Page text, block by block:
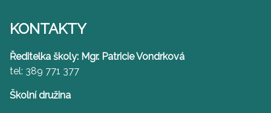
KONTAKTY
Ředitelka školy: Mgr. Patricie Vondrková
tel: 389 771 377
Školní družina